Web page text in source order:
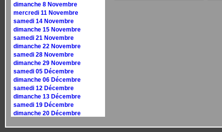
dimanche 8 Novembre
mercredi 11 Novembre
samedi 14 Novembre
dimanche 15 Novembre
samedi 21 Novembre
dimanche 22 Novembre
samedi 28 Novembre
dimanche 29 Novembre
samedi 05 Décembre
dimanche 06 Décembre
samedi 12 Décembre
dimanche 13 Décembre
samedi 19 Décembre
dimanche 20 Décembre